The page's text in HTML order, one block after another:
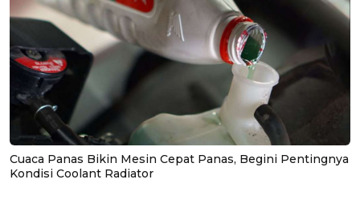
Cuaca Panas Bikin Mesin Cepat Panas, Begini Pentingnya
Kondisi Coolant Radiator